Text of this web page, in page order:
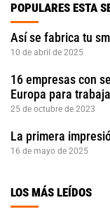
POPULARES ESTA
Así se fabrica tu
10 de abril de 2025
16 empresas con
Europa para
25 de octubre de 2023
La primera
16 de mayo de 2025
LOS MÁS LEÍDOS